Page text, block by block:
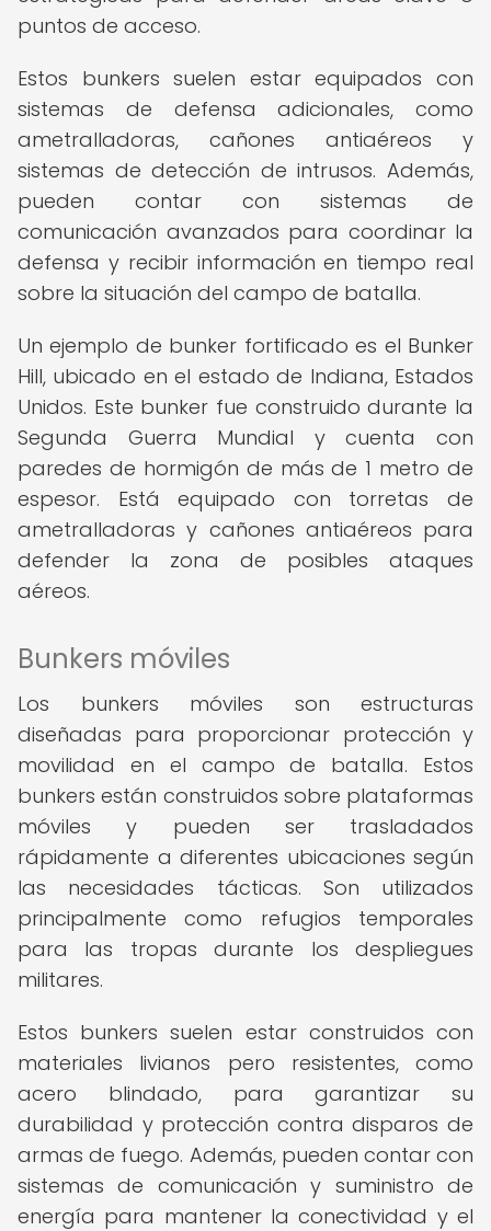
puntos de acceso.
Estos bunkers suelen estar equipados con
sistemas de defensa adicionales, como
ametralladoras, cañones antiaéreos y
sistemas de detección de intrusos. Además,
pueden contar con sistemas de
comunicación avanzados para coordinar la
defensa y recibir información en tiempo real
sobre la situación del campo de batalla.
Un ejemplo de bunker fortificado es el Bunker
Hill, ubicado en el estado de Indiana, Estados
Unidos. Este bunker fue construido durante la
Segunda Guerra Mundial y cuenta con
paredes de hormigón de más de 1 metro de
espesor. Está equipado con torretas de
ametralladoras y cañones antiaéreos para
defender la zona de posibles ataques
aéreos.
Bunkers móviles
Los bunkers móviles son estructuras
diseñadas para proporcionar protección y
movilidad en el campo de batalla. Estos
bunkers están construidos sobre plataformas
móviles y pueden ser trasladados
rápidamente a diferentes ubicaciones según
las necesidades tácticas. Son utilizados
principalmente como refugios temporales
para las tropas durante los despliegues
militares.
Estos bunkers suelen estar construidos con
materiales livianos pero resistentes, como
acero blindado, para garantizar su
durabilidad y protección contra disparos de
armas de fuego. Además, pueden contar con
sistemas de comunicación y suministro de
energía para mantener la conectividad y el